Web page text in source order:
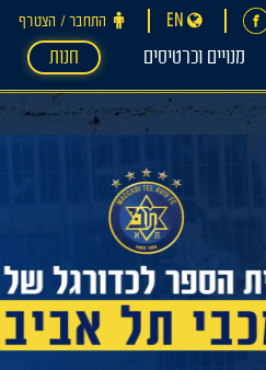
התחבר ‪/‬ הצטרף EN
מנויים וכרטיסים חנות